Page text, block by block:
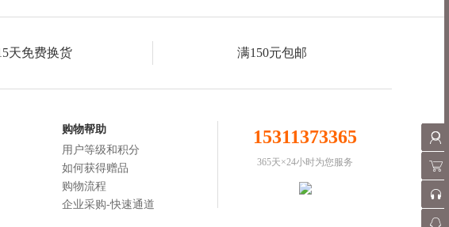
天免费换货 满150元包邮
购物帮助
用户等级和积分
如何获得赠品
购物流程
企业采购-快速通道
15311373365
365天×24小时为您服务